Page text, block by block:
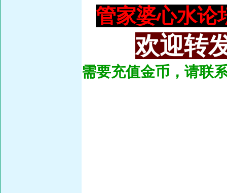
管家婆心水论
欢迎转
需要充值金币，请联